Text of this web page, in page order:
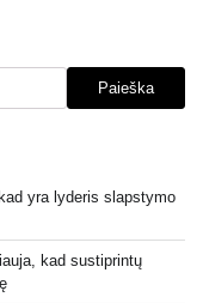
Paieška
yra lyderis slapstymo
kad sustiprintų